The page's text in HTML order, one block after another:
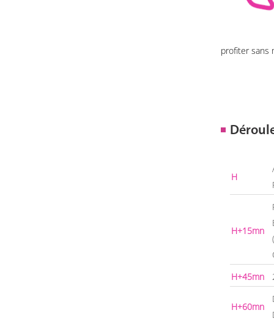
H
H+15mn
H+45mn
H+60mn
profiter sans